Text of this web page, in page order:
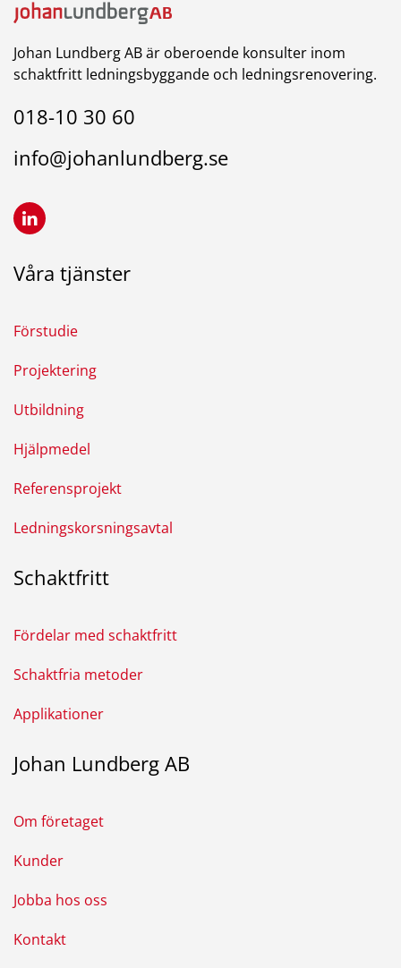
Johan Lundberg AB är oberoende konsulter inom
schaktfritt ledningsbyggande och ledningsrenovering.
018-10 30 60
info@johanlundberg.se
Våra tjänster
Förstudie
Projektering
Utbildning
Hjälpmedel
Referensprojekt
Ledningskorsningsavtal
Schaktfritt
Fördelar med schaktfritt
Schaktfria metoder
Applikationer
Johan Lundberg AB
Om företaget
Kunder
Jobba hos oss
Kontakt